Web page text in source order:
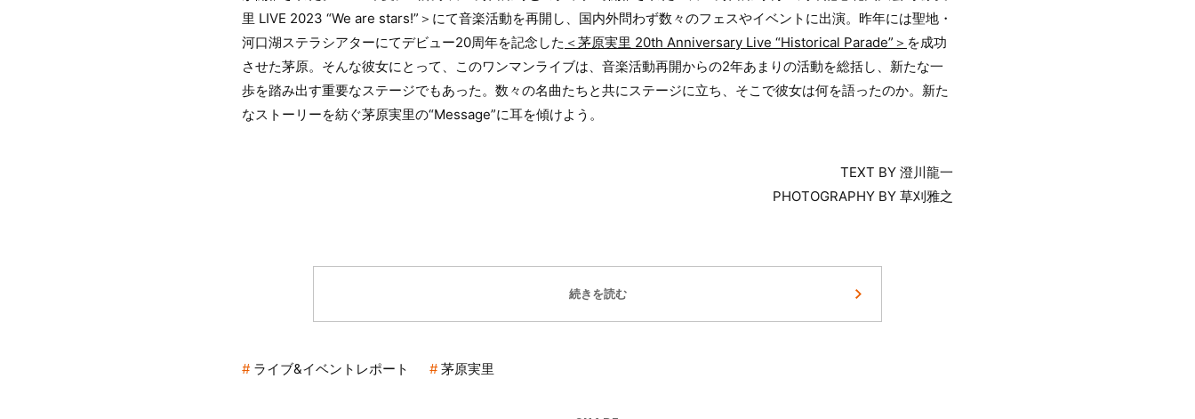
里 LIVE 2023 “We are stars!”＞にて音楽活動を再開し、国内外問わず数々のフェスやイベントに出演。昨年には聖地・
河口湖ステラシアターにてデビュー20周年を記念した ＜茅原実里 20th Anniversary Live “Historical Parade”＞ を成功
させた茅原。そんな彼女にとって、このワンマンライブは、音楽活動再開からの2年あまりの活動を総括し、新たな一
歩を踏み出す重要なステージでもあった。数々の名曲たちと共にステージに立ち、そこで彼女は何を語ったのか。新た
なストーリーを紡ぐ茅原実里の“Message”に耳を傾けよう。
TEXT BY 澄川龍一
PHOTOGRAPHY BY 草刈雅之
続きを読む
ライブ&イベントレポート 茅原実里